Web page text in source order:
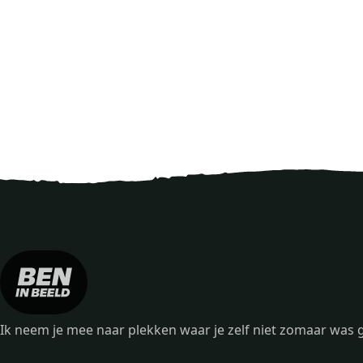
Ik neem je mee naar plekken waar je zelf niet zomaar was